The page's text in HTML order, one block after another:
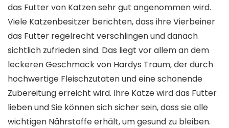
das Futter von Katzen sehr gut angenommen wird.
Viele Katzenbesitzer berichten, dass ihre Vierbeiner
das Futter regelrecht verschlingen und danach
sichtlich zufrieden sind. Das liegt vor allem an dem
leckeren Geschmack von Hardys Traum, der durch
hochwertige Fleischzutaten und eine schonende
Zubereitung erreicht wird. Ihre Katze wird das Futter
lieben und Sie können sich sicher sein, dass sie alle
wichtigen Nährstoffe erhält, um gesund zu bleiben.